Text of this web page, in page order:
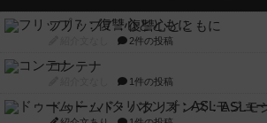
フリップ７：復讐心とともに
2件の投稿
コンテナ
1件の投稿
ドゥームド・バタリオンズ：ASLモ